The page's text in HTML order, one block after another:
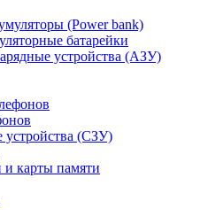
(Power bank)
батарейки
устройства (АЗУ)
устройства (СЗУ)
карты памяти